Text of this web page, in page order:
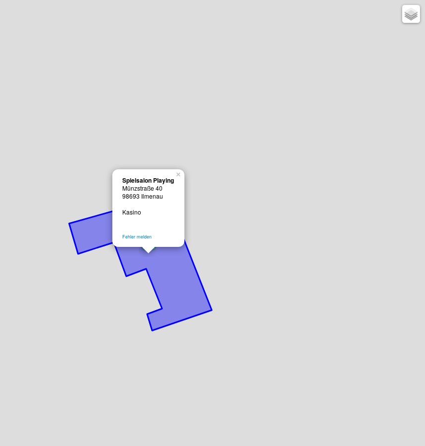
×
Spielsalon Playing
Münzstraße 40
98693 Ilmenau
Kasino
Fehler melden